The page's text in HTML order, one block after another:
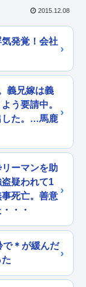
2015.12.08
気発覚！会社
義兄嫁は義
う要請中。
した。…馬鹿
ーマンを助
疑われて1
死亡。善意
・・
で＊が緩んだ